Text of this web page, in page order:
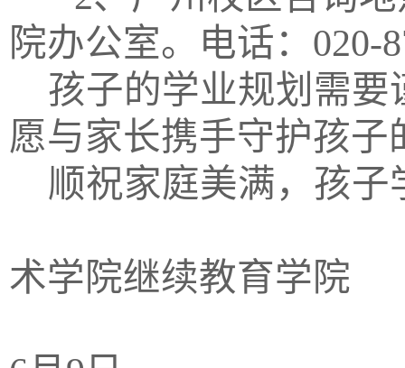
院办公室。电话：020-
孩子的学业规划需
愿与家长携手守护孩子
顺祝家庭美满，孩子
术学院继续教育学院